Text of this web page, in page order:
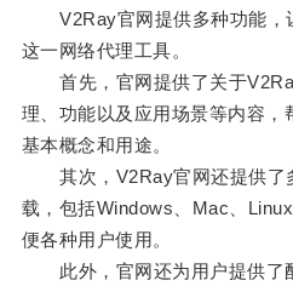
V2Ray官网提供多种功能，
这一网络代理工具。
首先，官网提供了关于
理、功能以及应用场景等内容，
基本概念和用途。
其次，V2Ray官网还提供了
载，包括Windows、Mac、
便各种用户使用。
此外，官网还为用户提供了